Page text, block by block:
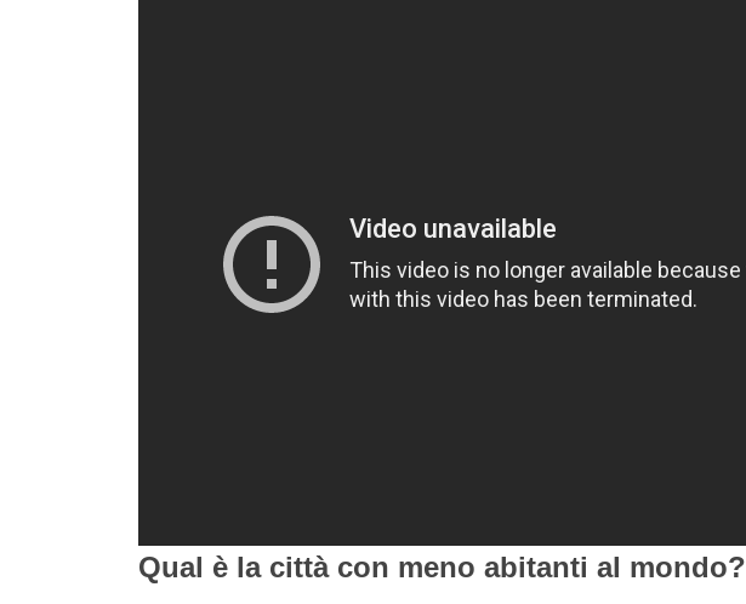
Qual è la città con meno abitanti al mondo?